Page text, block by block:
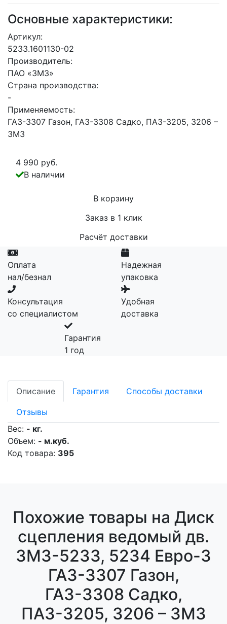
Основные характеристики:
Артикул:
5233.1601130-02
Производитель:
ПАО «ЗМЗ»
Страна производства:
-
Применяемость:
ГАЗ-3307 Газон, ГАЗ-3308 Садко, ПАЗ-3205, 3206 –
ЗМЗ
4 990 руб.
В наличии
В корзину
Заказ в 1 клик
Расчёт доставки
Оплата
нал/безнал
Надежная
упаковка
Консультация
со специалистом
Удобная
доставка
Гарантия
1 год
Описание Гарантия Способы доставки
Отзывы
Вес: - кг.
Объем: - м.куб.
Код товара: 395
Похожие товары на Диск
сцепления ведомый дв.
ЗМЗ-5233, 5234 Евро-3
ГАЗ-3307 Газон,
ГАЗ-3308 Садко,
ПАЗ-3205, 3206 – ЗМЗ